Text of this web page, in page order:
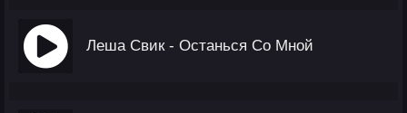
Леша Свик - Останься Со Мной